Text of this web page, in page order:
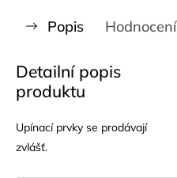
Popis Hodnocení
Detailní popis
produktu
Upínací prvky se prodávají
zvlášť.